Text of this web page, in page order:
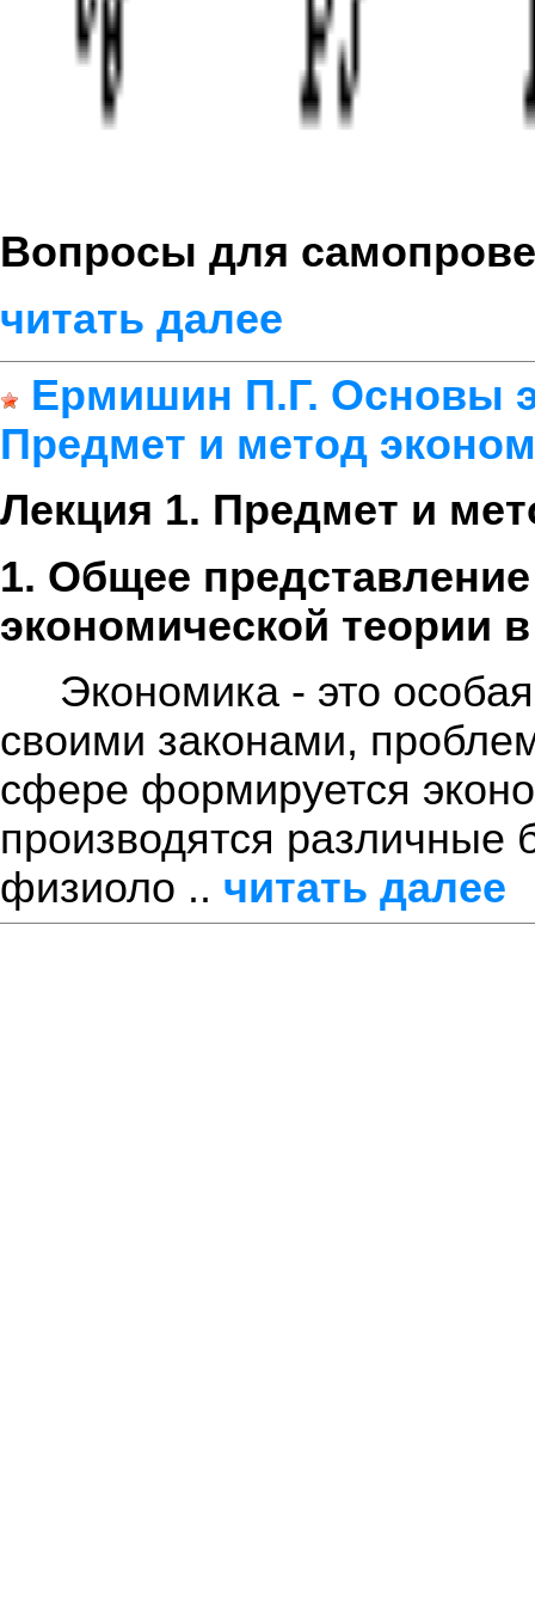
Вопросы для
читать далее
Ермишин П.Г. Основы
Предмет и метод
Лекция 1. Предмет и
1. Общее
экономической теории
Экономика - это
своими законами,
сфере формируется
производятся различные
физиоло .. читать далее